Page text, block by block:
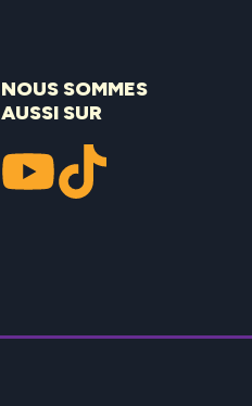
NOUS SOMMES
AUSSI SUR